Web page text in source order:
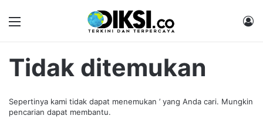
Tidak ditemukan
Sepertinya kami tidak dapat menemukan ’ yang Anda cari. Mungkin
pencarian dapat membantu.